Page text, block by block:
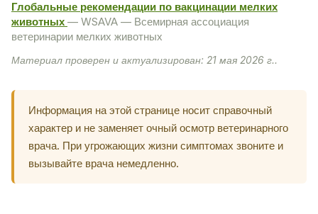
Глобальные рекомендации по вакцинации мелких
животных — WSAVA — Всемирная ассоциация
ветеринарии мелких животных
Материал проверен и актуализирован: 21 мая 2026 г..
Информация на этой странице носит справочный
характер и не заменяет очный осмотр ветеринарного
врача. При угрожающих жизни симптомах звоните и
вызывайте врача немедленно.